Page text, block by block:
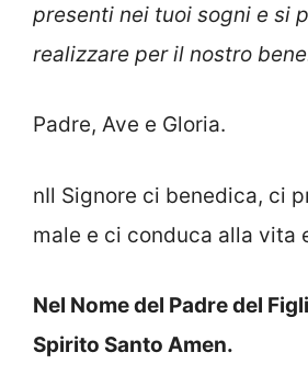
presenti nei tuoi sogni e si
realizzare per il nostro
Padre, Ave e Gloria.
nIl Signore ci benedica, ci
male e ci conduca alla vita
Nel Nome del Padre del
Spirito Santo Amen.